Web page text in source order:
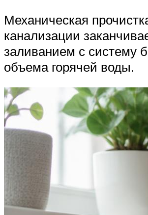
Механическая
канализации
заливанием с систему
объема горячей воды.